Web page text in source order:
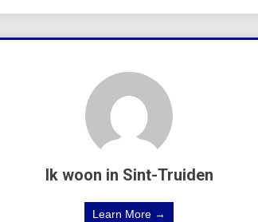
Ik woon in Sint-Truiden
Learn More →